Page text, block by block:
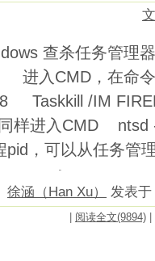
查杀任务管理
进入CMD，在命
Taskkill /IM
样进入CMD ntsd
可以从任务管理
徐涵（Han Xu） 发表于
阅读全文(9894)